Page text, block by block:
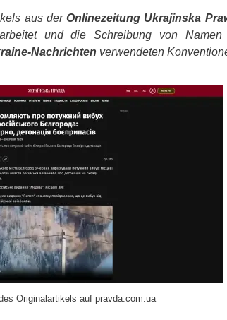
aus derOnlinezeitung Ukrajinska
und die Schreibung von Namen
Nachrichten verwendeten
Originalartikels auf pravda.com.ua